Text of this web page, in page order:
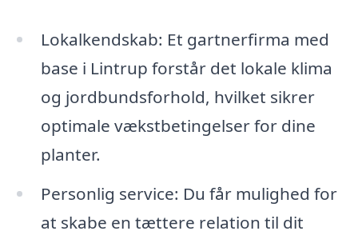
Lokalkendskab: Et gartnerfirma med
base i Lintrup forstår det lokale klima
og jordbundsforhold, hvilket sikrer
optimale vækstbetingelser for dine
planter.
Personlig service: Du får mulighed for
at skabe en tættere relation til dit